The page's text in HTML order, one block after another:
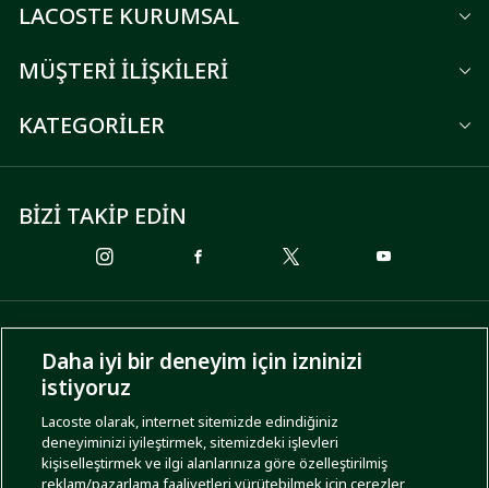
LACOSTE KURUMSAL
MÜŞTERİ İLİŞKİLERİ
KATEGORİLER
BİZİ TAKİP EDİN
ÖDEME SEÇENEKLERİ
KARGO SEÇENEKLERİ
Daha iyi bir deneyim için izninizi
istiyoruz
Lacoste olarak, internet sitemizde edindiğiniz
deneyiminizi iyileştirmek, sitemizdeki işlevleri
kişiselleştirmek ve ilgi alanlarınıza göre özelleştirilmiş
reklam/pazarlama faaliyetleri yürütebilmek için çerezler